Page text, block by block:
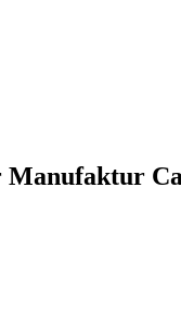
Manufaktur